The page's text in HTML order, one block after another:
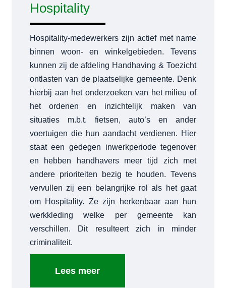
Hospitality
Hospitality-medewerkers zijn actief met name
binnen woon- en winkelgebieden. Tevens
kunnen zij de afdeling Handhaving & Toezicht
ontlasten van de plaatselijke gemeente. Denk
hierbij aan het onderzoeken van het milieu of
het ordenen en inzichtelijk maken van
situaties m.b.t. fietsen, auto’s en ander
voertuigen die hun aandacht verdienen. Hier
staat een gedegen inwerkperiode tegenover
en hebben handhavers meer tijd zich met
andere prioriteiten bezig te houden. Tevens
vervullen zij een belangrijke rol als het gaat
om Hospitality. Ze zijn herkenbaar aan hun
werkkleding welke per gemeente kan
verschillen. Dit resulteert zich in minder
criminaliteit.
Lees meer